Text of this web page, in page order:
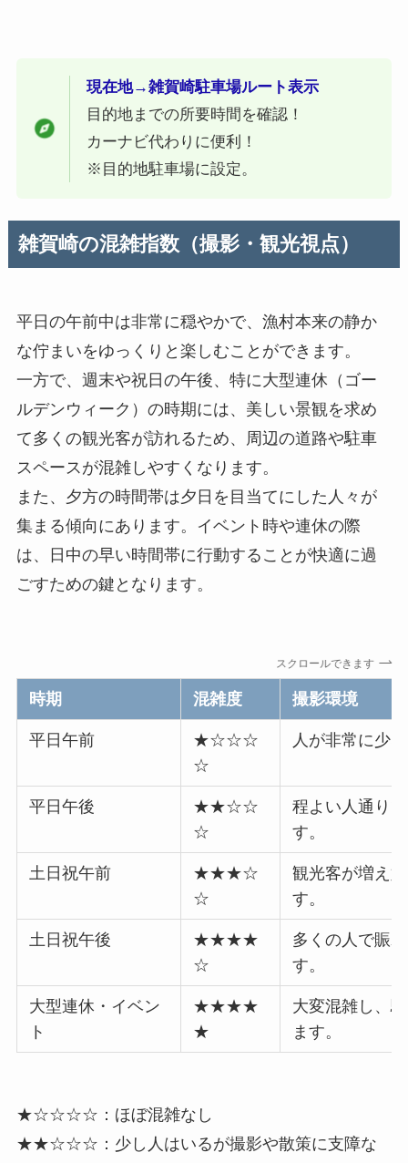
現在地→雑賀崎駐車場ルート表示
目的地までの所要時間を確認！
カーナビ代わりに便利！
※目的地駐車場に設定。
雑賀崎の混雑指数（撮影・観光視点）
平日の午前中は非常に穏やかで、漁村本来の静か
な佇まいをゆっくりと楽しむことができます。
一方で、週末や祝日の午後、特に大型連休（ゴー
ルデンウィーク）の時期には、美しい景観を求め
て多くの観光客が訪れるため、周辺の道路や駐車
スペースが混雑しやすくなります。
また、夕方の時間帯は夕日を目当てにした人々が
集まる傾向にあります。イベント時や連休の際
は、日中の早い時間帯に行動することが快適に過
ごすための鍵となります。
スクロールできます
時期 混雑度 撮影環境
平日午前
★☆☆☆
☆
人が非常に少
平日午後
★★☆☆
☆
程よい人通り
す。
土日祝午前
★★★☆
☆
観光客が増え
す。
土日祝午後
★★★★
☆
多くの人で賑
す。
大型連休・イベン
ト
★★★★
★
大変混雑し、
ます。
★☆☆☆☆：ほぼ混雑なし
★★☆☆☆：少し人はいるが撮影や散策に支障な